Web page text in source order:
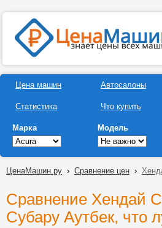
Цена машин
Статистика
Автосалоны
Что купить
Марка Модель
ЦенаМашин.ру › Сравнение цен ›
Сравнение Хендай
Субару Аутбек, что